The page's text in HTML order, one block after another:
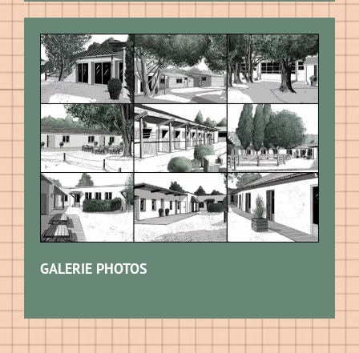
GALERIE PHOTOS